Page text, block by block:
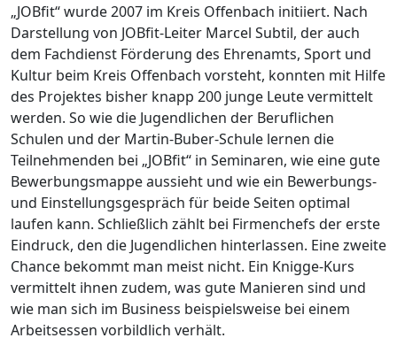
„JOBfit“ wurde 2007 im Kreis Offenbach initiiert. Nach
Darstellung von JOBfit-Leiter Marcel Subtil, der auch
dem Fachdienst Förderung des Ehrenamts, Sport und
Kultur beim Kreis Offenbach vorsteht, konnten mit Hilfe
des Projektes bisher knapp 200 junge Leute vermittelt
werden. So wie die Jugendlichen der Beruflichen
Schulen und der Martin-Buber-Schule lernen die
Teilnehmenden bei „JOBfit“ in Seminaren, wie eine gute
Bewerbungsmappe aussieht und wie ein Bewerbungs-
und Einstellungsgespräch für beide Seiten optimal
laufen kann. Schließlich zählt bei Firmenchefs der erste
Eindruck, den die Jugendlichen hinterlassen. Eine zweite
Chance bekommt man meist nicht. Ein Knigge-Kurs
vermittelt ihnen zudem, was gute Manieren sind und
wie man sich im Business beispielsweise bei einem
Arbeitsessen vorbildlich verhält.